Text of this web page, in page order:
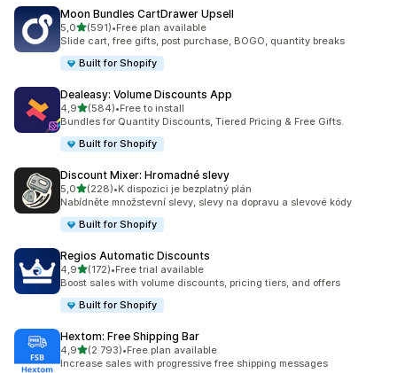
Moon Bundles CartDrawer Upsell
5,0z 5 hvězd
(591)
Celkový počet recenzí: 591
•Free plan available
Slide cart, free gifts, post purchase, BOGO, quantity breaks
Built for Shopify
Dealeasy: Volume Discounts App
4,9z 5 hvězd
(584)
Celkový počet recenzí: 584
•Free to install
Bundles for Quantity Discounts, Tiered Pricing & Free Gifts.
Built for Shopify
Discount Mixer: Hromadné slevy
5,0z 5 hvězd
(228)
Celkový počet recenzí: 228
•K dispozici je bezplatný plán
Nabídněte množstevní slevy, slevy na dopravu a slevové kódy
Built for Shopify
Regios Automatic Discounts
4,9z 5 hvězd
(172)
Celkový počet recenzí: 172
•Free trial available
Boost sales with volume discounts, pricing tiers, and offers
Built for Shopify
Hextom: Free Shipping Bar
4,9z 5 hvězd
(2 793)
Celkový počet recenzí: 2793
•Free plan available
Increase sales with progressive free shipping messages